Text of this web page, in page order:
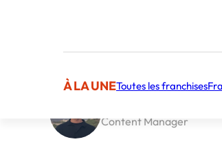
À LA UNEToutes les franchises
Content Manager